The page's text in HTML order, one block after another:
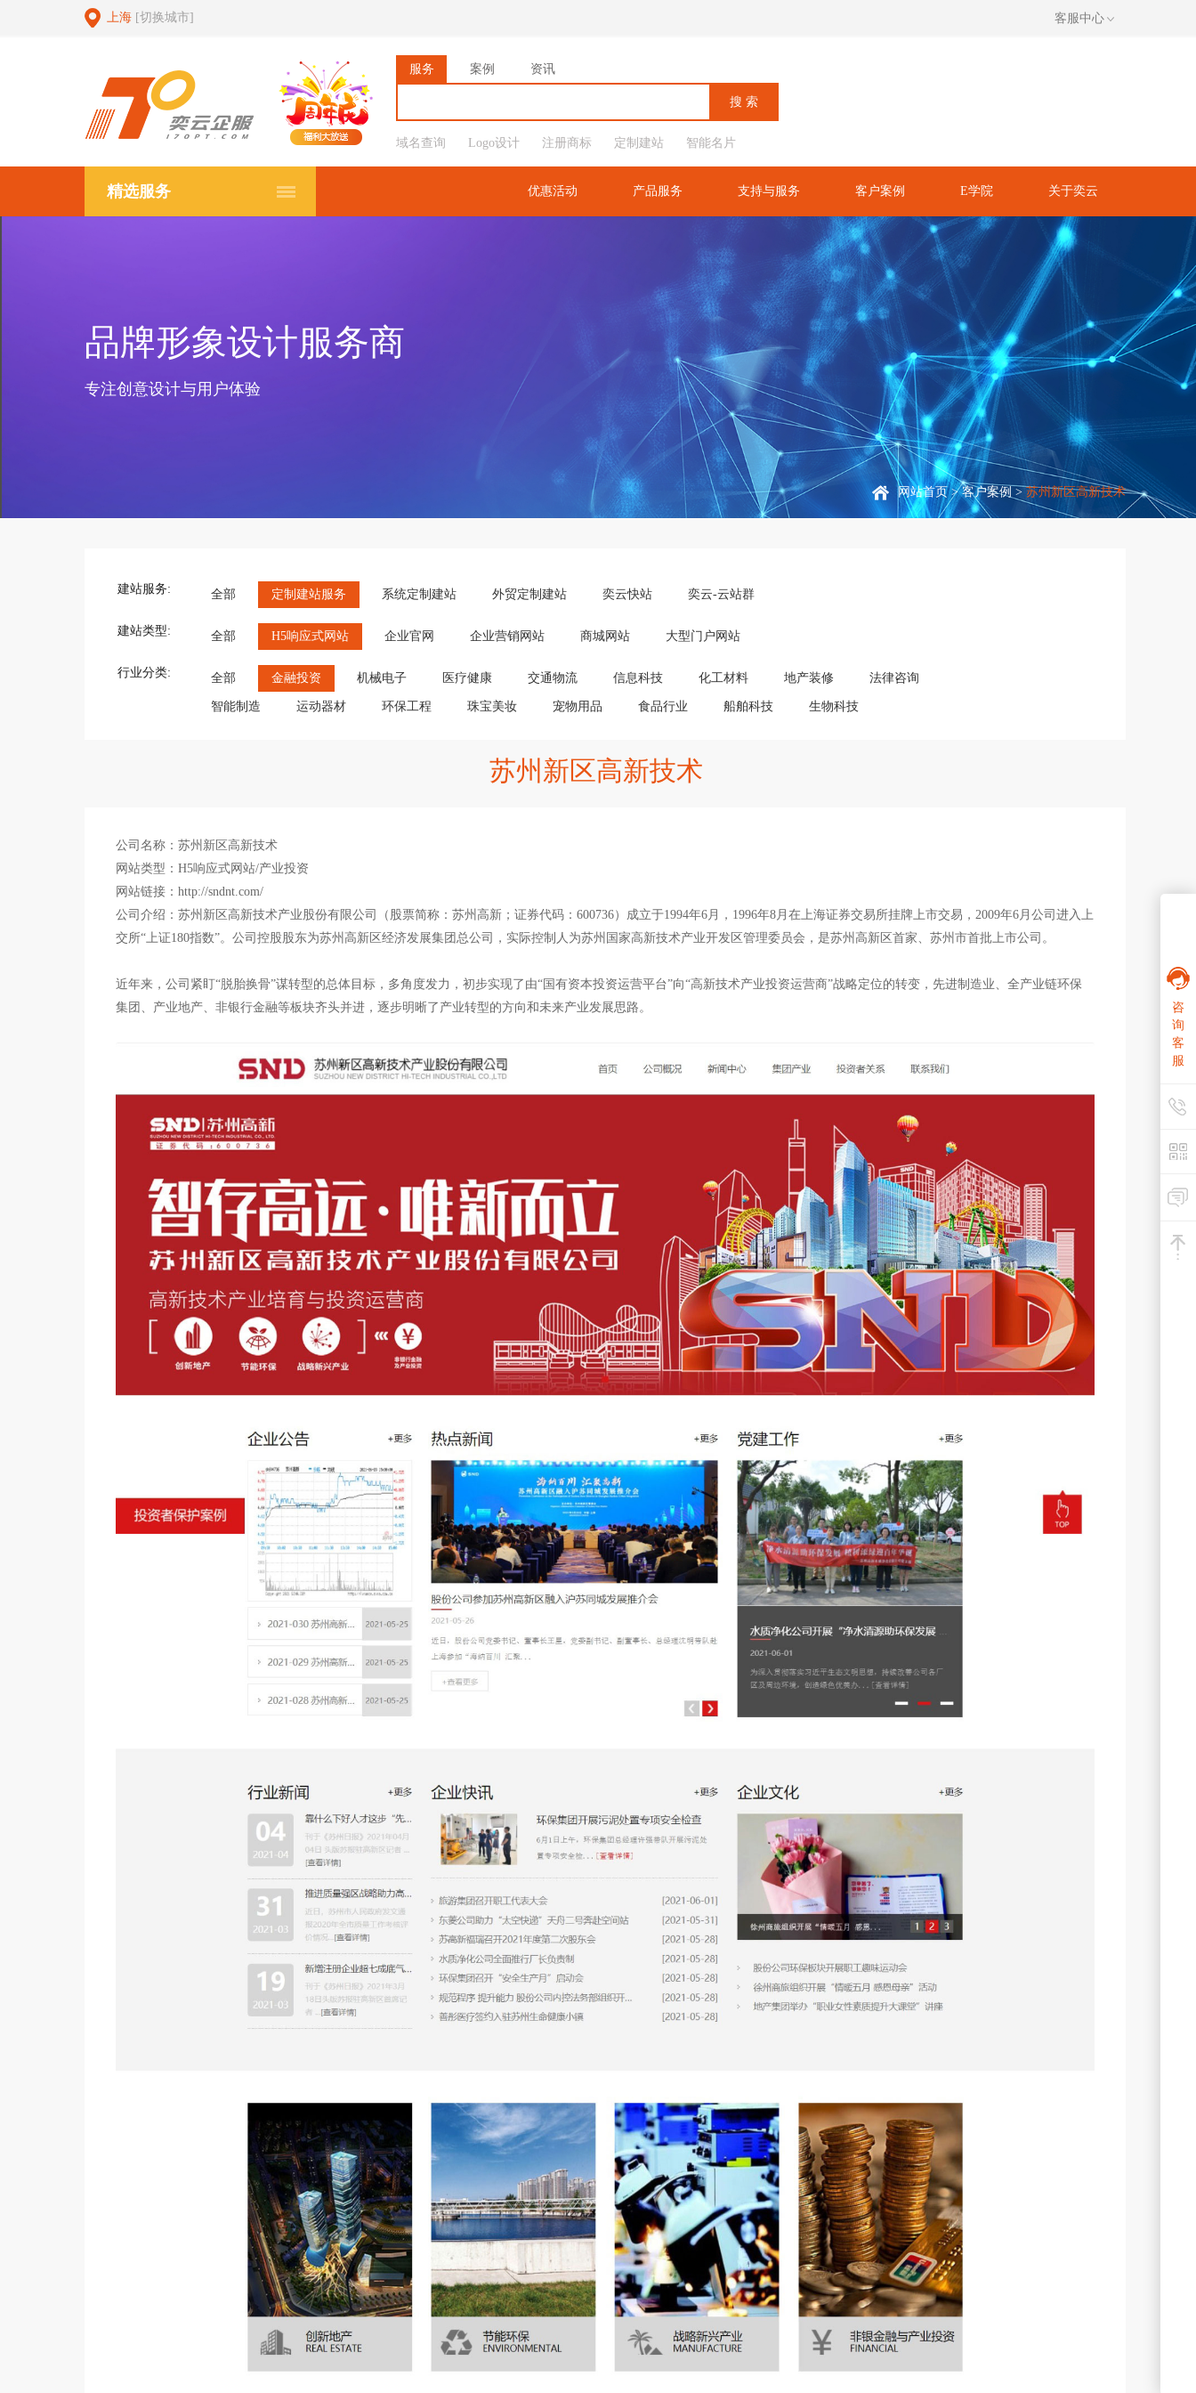
上海 [切换城市] 客服中心
服务 案例 资讯
域名查询 Logo设计 注册商标 定制建站 智能名片
精选服务 优惠活动 产品服务 支持与服务 客户案例 E学院 关于奕云
品牌形象设计服务商
专注创意设计与用户体验
网站首页>客户案例 > 苏州新区高新技术
建站服务: 全部 定制建站服务 系统定制建站 外贸定制建站 奕云快站 奕云-云站群
建站类型: 全部 H5响应式网站 企业官网 企业营销网站 商城网站 大型门户网站
行业分类: 全部 金融投资 机械电子 医疗健康 交通物流 信息科技 化工材料 地产装修 法律咨询
智能制造 运动器材 环保工程 珠宝美妆 宠物用品 食品行业 船舶科技 生物科技
苏州新区高新技术
公司名称：苏州新区高新技术
网站类型：H5响应式网站/产业投资
网站链接：http://sndnt.com/
公司介绍：苏州新区高新技术产业股份有限公司（股票简称：苏州高新；证券代码：600736）成立于1994年6月，1996年8月在上海证券交易所挂牌上市交易，2009年6月公司进入上
交所“上证180指数”。公司控股股东为苏州高新区经济发展集团总公司，实际控制人为苏州国家高新技术产业开发区管理委员会，是苏州高新区首家、苏州市首批上市公司。
近年来，公司紧盯“脱胎换骨”谋转型的总体目标，多角度发力，初步实现了由“国有资本投资运营平台”向“高新技术产业投资运营商”战略定位的转变，先进制造业、全产业链环保
集团、产业地产、非银行金融等板块齐头并进，逐步明晰了产业转型的方向和未来产业发展思路。
咨
询
客
服